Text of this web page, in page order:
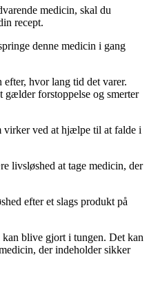
medicin, skal du
recept.
denne medicin i gang
hvor lang tid det varer.
forstoppelse og smerter
virker ved at hjælpe til at falde i
livsløshed at tage medicin, der
efter et slags produkt på
blive gjort i tungen. Det kan
der indeholder sikker